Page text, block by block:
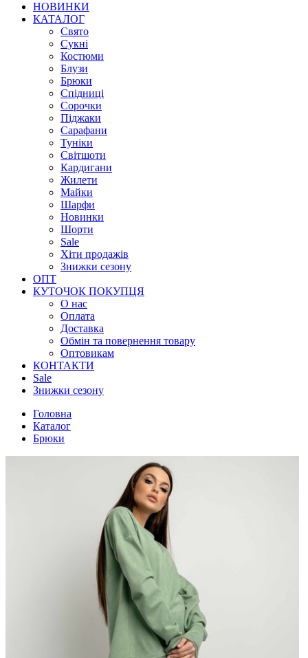
НОВИНКИ
КАТАЛОГ
Свято
Сукні
Костюми
Блузи
Брюки
Спідниці
Сорочки
Піджаки
Сарафани
Туніки
Світшоти
Кардигани
Жилети
Майки
Шарфи
Новинки
Шорти
Sale
Хіти продажів
Знижки сезону
ОПТ
КУТОЧОК ПОКУПЦЯ
О нас
Оплата
Доставка
Обмін та повернення товару
Оптовикам
КОНТАКТИ
Sale
Знижки сезону
Головна
Каталог
Брюки